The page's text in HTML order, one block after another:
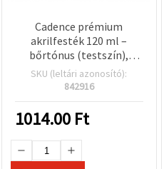
Cadence prémium
akrilfesték 120 ml –
bőrtónus (testszín),
művészminőségű,
vízbázisú, nem mérgező –
portréfestéshez,
vászonra, fára, papírra és
DIY kézműves
projektekhez
SKU (leltári azonosító):
842916
1014.00 Ft